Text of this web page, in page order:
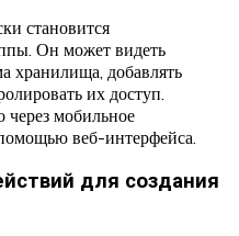
становится
Он может видеть
хранилища, добавлять
их доступ.
мобильное
веб-интерфейса.
для создания